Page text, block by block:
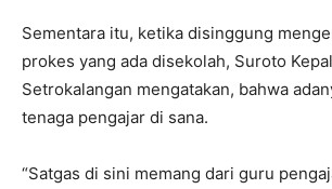
Sementara itu, ketika disinggung
prokes yang ada disekolah, Suroto
Setrokalangan mengatakan, bahwa
tenaga pengajar di sana.
“Satgas di sini memang dari guru